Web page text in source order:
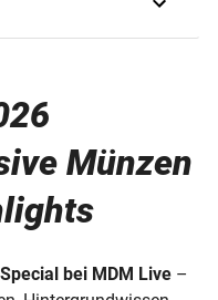
Münzen &
entdecken
von der größten
Münzen
bei MDM Live –